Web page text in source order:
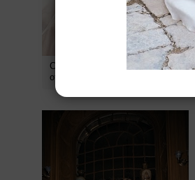
Свадебное платье Карамель
от